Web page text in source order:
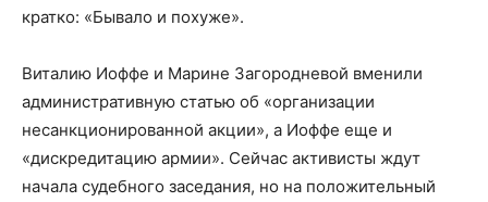
кратко: «Бывало и похуже».
Виталию Иоффе и Марине Загородневой вменили
административную статью об «организации
несанкционированной акции», а Иоффе еще и
«дискредитацию армии». Сейчас активисты ждут
начала судебного заседания, но на положительный